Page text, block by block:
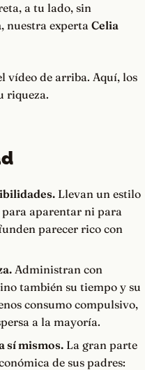
a tu lado, sin
, nuestra experta Celia
vídeo de arriba. Aquí, los
riqueza.
Llevan un estilo
aparentar ni para
parecer rico con
Administran con
también su tiempo y su
consumo compulsivo,
a la mayoría.
sí mismos.La gran parte
de sus padres: